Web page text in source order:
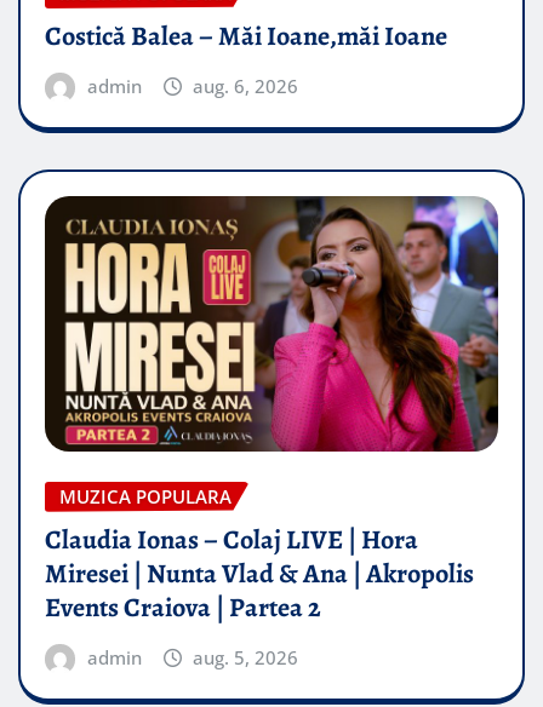
Costică Balea – Măi Ioane,măi Ioane
admin aug. 6, 2026
MUZICA POPULARA
Claudia Ionas – Colaj LIVE | Hora
Miresei | Nunta Vlad & Ana | Akropolis
Events Craiova | Partea 2
admin aug. 5, 2026